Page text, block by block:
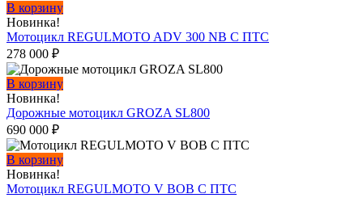
В корзину
Новинка!
Мотоцикл REGULMOTO ADV 300 NB С ПТС
278 000 ₽
В корзину
Новинка!
Дорожные мотоцикл GROZA SL800
690 000 ₽
В корзину
Новинка!
Мотоцикл REGULMOTO V BOB С ПТС